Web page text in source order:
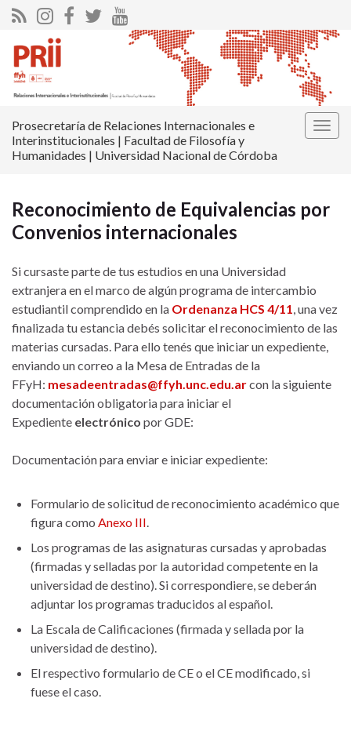
Prosecretaría de Relaciones Internacionales e
Interinstitucionales | Facultad de Filosofía y
Humanidades | Universidad Nacional de Córdoba
Reconocimiento de Equivalencias por
Convenios internacionales
Si cursaste parte de tus estudios en una Universidad
extranjera en el marco de algún programa de intercambio
estudiantil comprendido en la Ordenanza HCS 4/11, una vez
finalizada tu estancia debés solicitar el reconocimiento de las
materias cursadas. Para ello tenés que iniciar un expediente,
enviando un correo a la Mesa de Entradas de la
FFyH: mesadeentradas@ffyh.unc.edu.arcon la siguiente
documentación obligatoria para iniciar el
Expediente electrónico por GDE:
Documentación para enviar e iniciar expediente:
Formulario de solicitud de reconocimiento académico que
figura como Anexo III.
Los programas de las asignaturas cursadas y aprobadas
(firmadas y selladas por la autoridad competente en la
universidad de destino). Si correspondiere, se deberán
adjuntar los programas traducidos al español.
La Escala de Calificaciones (firmada y sellada por la
universidad de destino).
El respectivo formulario de CE o el CE modificado, si
fuese el caso.